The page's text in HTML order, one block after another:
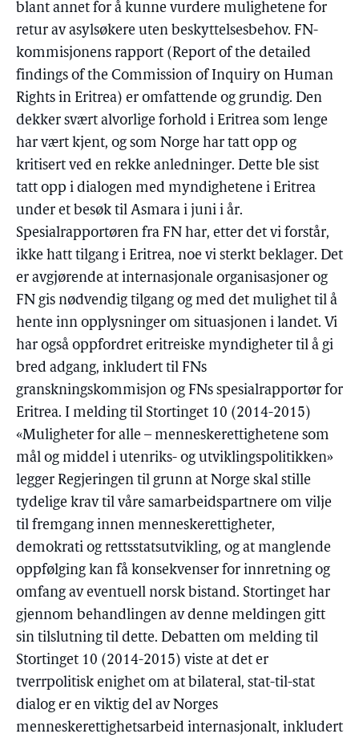
blant annet for å kunne vurdere mulighetene for
retur av asylsøkere uten beskyttelsesbehov. FN-
kommisjonens rapport (Report of the detailed
findings of the Commission of Inquiry on Human
Rights in Eritrea) er omfattende og grundig. Den
dekker svært alvorlige forhold i Eritrea som lenge
har vært kjent, og som Norge har tatt opp og
kritisert ved en rekke anledninger. Dette ble sist
tatt opp i dialogen med myndighetene i Eritrea
under et besøk til Asmara i juni i år.
Spesialrapportøren fra FN har, etter det vi forstår,
ikke hatt tilgang i Eritrea, noe vi sterkt beklager. Det
er avgjørende at internasjonale organisasjoner og
FN gis nødvendig tilgang og med det mulighet til å
hente inn opplysninger om situasjonen i landet. Vi
har også oppfordret eritreiske myndigheter til å gi
bred adgang, inkludert til FNs
granskningskommisjon og FNs spesialrapportør for
Eritrea. I melding til Stortinget 10 (2014-2015)
«Muligheter for alle – menneskerettighetene som
mål og middel i utenriks- og utviklingspolitikken»
legger Regjeringen til grunn at Norge skal stille
tydelige krav til våre samarbeidspartnere om vilje
til fremgang innen menneskerettigheter,
demokrati og rettsstatsutvikling, og at manglende
oppfølging kan få konsekvenser for innretning og
omfang av eventuell norsk bistand. Stortinget har
gjennom behandlingen av denne meldingen gitt
sin tilslutning til dette. Debatten om melding til
Stortinget 10 (2014-2015) viste at det er
tverrpolitisk enighet om at bilateral, stat-til-stat
dialog er en viktig del av Norges
menneskerettighetsarbeid internasjonalt, inkludert